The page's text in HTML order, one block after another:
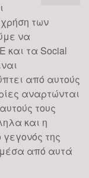
των
να
και τα Social
από αυτούς
αναρτώνται
τους
και η
της
μέσα από αυτά